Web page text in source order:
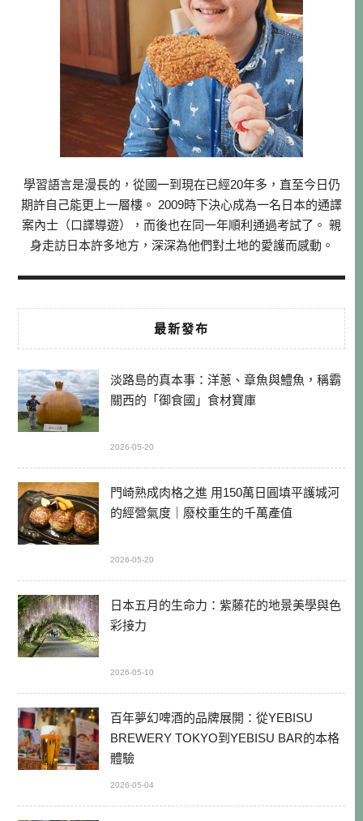
學習語言是漫長的，從國一到現在已經20年多，直至今日仍
期許自己能更上一層樓。 2009時下決心成為一名日本的通譯
案內士（口譯導遊），而後也在同一年順利通過考試了。 親
身走訪日本許多地方，深深為他們對土地的愛護而感動。
最新發布
淡路島的真本事：洋蔥、章魚與鱧魚，稱霸
關西的「御食國」食材寶庫
2026-05-20
門崎熟成肉格之進 用150萬日圓填平護城河
的經營氣度｜廢校重生的千萬產值
2026-05-20
日本五月的生命力：紫藤花的地景美學與色
彩接力
2026-05-10
百年夢幻啤酒的品牌展開：從YEBISU
BREWERY TOKYO到YEBISU BAR的本格
體驗
2026-05-04